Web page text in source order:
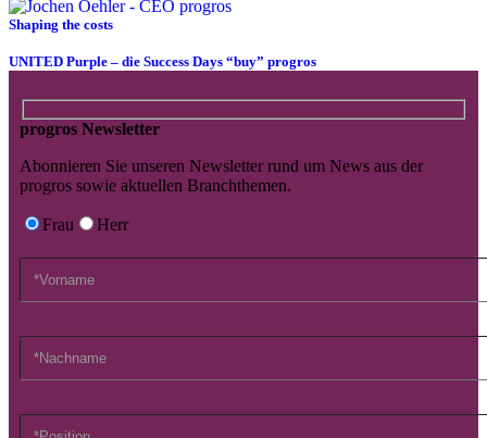
Shaping the costs
UNITED Purple – die Success Days “buy” progros
progros Newsletter
Abonnieren Sie unseren Newsletter rund um News aus der
progros sowie aktuellen Branchthemen.
Frau Herr